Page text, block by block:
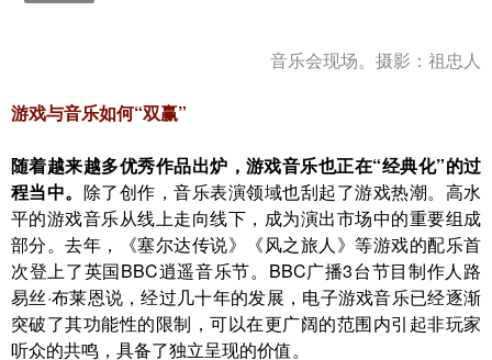
音乐会现场。摄影：祖忠人
游戏与音乐如何“双赢”
随着越来越多优秀作品出炉，游戏音乐也正在“经典化”的过
程当中。 除了创作，音乐表演领域也刮起了游戏热潮。高水
平的游戏音乐从线上走向线下，成为演出市场中的重要组成
部分。去年，《塞尔达传说》《风之旅人》等游戏的配乐首
次登上了英国BBC逍遥音乐节。 BBC广播3台节目制作人路
易丝·布莱恩说，经过几十年的发展，电子游戏音乐已经逐渐
突破了其功能性的限制，可以在更广阔的范围内引起非玩家
听众的共鸣，具备了独立呈现的价值。